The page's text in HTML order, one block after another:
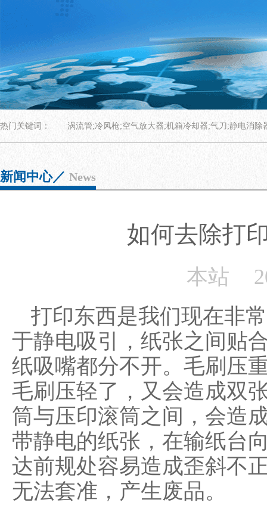
热门关键词： 涡流管;冷风枪;空气放大器;机箱冷却器;气刀;静电消除
新闻中心／ News
如何去除打
本站
打印东西是我们现在非
于静电吸引，纸张之间贴
纸吸嘴都分不开。毛刷压
毛刷压轻了，又会造成双
筒与压印滚筒之间，会造
带静电的纸张，在输纸台
达前规处容易造成歪斜不
无法套准，产生废品。